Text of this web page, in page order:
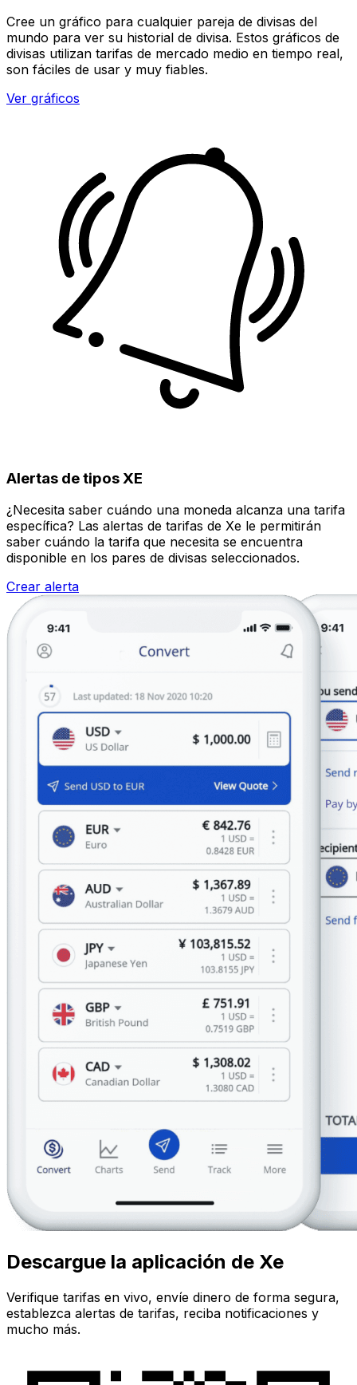
Cree un gráfico para cualquier pareja de divisas del
mundo para ver su historial de divisa. Estos gráficos de
divisas utilizan tarifas de mercado medio en tiempo real,
son fáciles de usar y muy fiables.
Ver gráficos
Alertas de tipos XE
¿Necesita saber cuándo una moneda alcanza una tarifa
específica? Las alertas de tarifas de Xe le permitirán
saber cuándo la tarifa que necesita se encuentra
disponible en los pares de divisas seleccionados.
Crear alerta
Descargue la aplicación de Xe
Verifique tarifas en vivo, envíe dinero de forma segura,
establezca alertas de tarifas, reciba notificaciones y
mucho más.